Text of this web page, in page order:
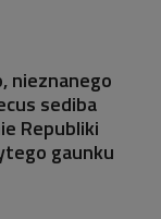
nieznanego
sediba
Republiki
gaunku